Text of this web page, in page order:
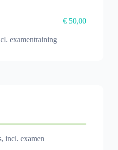
€ 50,00
examentraining
incl. examen